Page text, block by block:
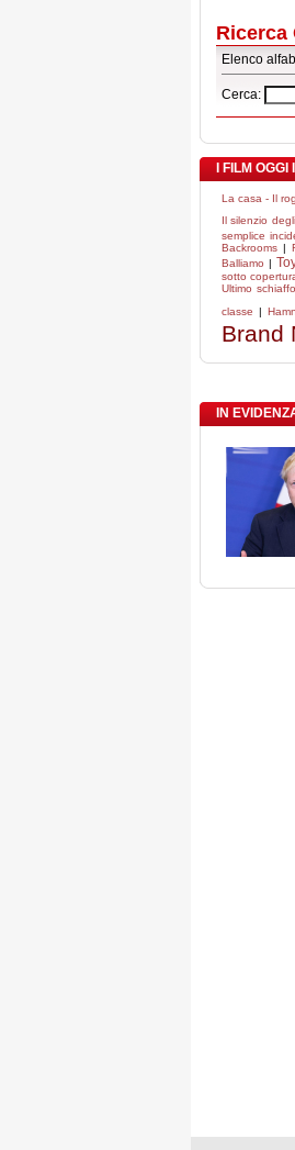
Ricerca
Elenco
Cerca:
I FILM
La casa - Il
Il silenzio
semplice
Backrooms |
Balliamo |
sotto
Ultimo schiaffo
classe |
Brand
IN